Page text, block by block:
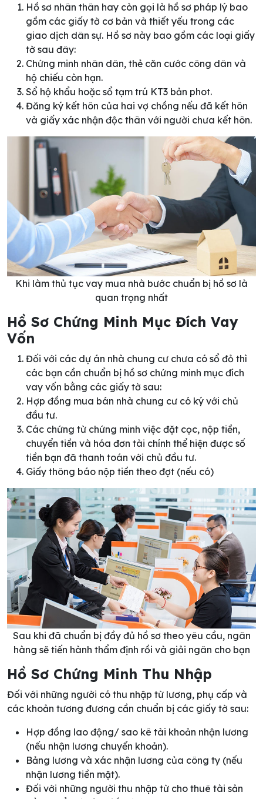
Hồ sơ nhân thân hay còn gọi là hồ sơ pháp lý bao
gồm các giấy tờ cơ bản và thiết yếu trong các
giao dịch dân sự. Hồ sơ này bao gồm các loại giấy
tờ sau đây:
Chứng minh nhân dân, thẻ căn cước công dân và
hộ chiếu còn hạn.
Sổ hộ khẩu hoặc sổ tạm trú KT3 bản phot.
Đăng ký kết hôn của hai vợ chồng nếu đã kết hôn
và giấy xác nhận độc thân với người chưa kết hôn.
Khi làm thủ tục vay mua nhà bước chuẩn bị hồ sơ là
quan trọng nhất
Hồ Sơ Chứng Minh Mục Đích Vay
Vốn
Đối với các dự án nhà chung cư chưa có sổ đỏ thì
các bạn cần chuẩn bị hồ sơ chứng minh mục đích
vay vốn bằng các giấy tờ sau:
Hợp đồng mua bán nhà chung cư có ký với chủ
đầu tư.
Các chứng từ chứng minh việc đặt cọc, nộp tiền,
chuyển tiền và hóa đơn tài chính thể hiện được số
tiền bạn đã thanh toán với chủ đầu tư.
Giấy thông báo nộp tiền theo đợt (nếu có)
Sau khi đã chuẩn bị đầy đủ hồ sơ theo yêu cầu, ngân
hàng sẽ tiến hành thẩm định rồi và giải ngân cho bạn
Hồ Sơ Chứng Minh Thu Nhập
Đối với những người có thu nhập từ lương, phụ cấp và
các khoản tương đương cần chuẩn bị các giấy tờ sau:
Hợp đồng lao động/ sao kê tài khoản nhận lương
(nếu nhận lương chuyển khoản).
Bảng lương và xác nhận lương của công ty (nếu
nhận lương tiền mặt).
Đối với những người thu nhập từ cho thuê tài sản